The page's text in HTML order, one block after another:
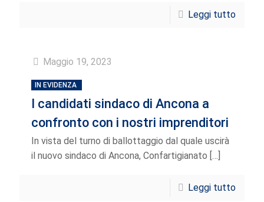
Leggi tutto
Maggio 19, 2023
IN EVIDENZA
I candidati sindaco di Ancona a
confronto con i nostri imprenditori
In vista del turno di ballottaggio dal quale uscirà
il nuovo sindaco di Ancona, Confartigianato […]
Leggi tutto